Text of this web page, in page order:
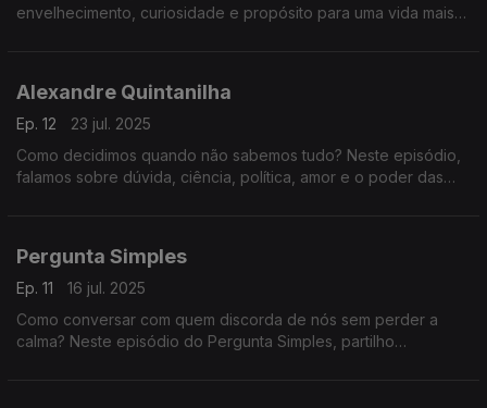
envelhecimento, curiosidade e propósito para uma vida mais
Alexandre Quintanilha
Ep. 12
23 jul. 2025
Como decidimos quando não sabemos tudo? Neste episódio,
falamos sobre dúvida, ciência, política, amor e o poder das
Pergunta Simples
Ep. 11
16 jul. 2025
Como conversar com quem discorda de nós sem perder a
calma? Neste episódio do Pergunta Simples, partilho